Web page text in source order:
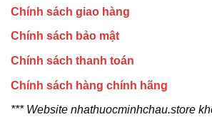
Chính sách giao hàng
Chính sách bảo mật
Chính sách thanh toán
Chính sách hàng chính hãng
*** Website nhathuocminhchau.store